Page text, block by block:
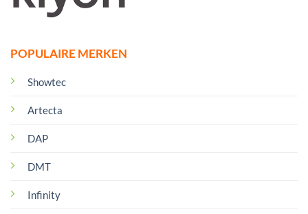
POPULAIRE MERKEN
Showtec
Artecta
DAP
DMT
Infinity